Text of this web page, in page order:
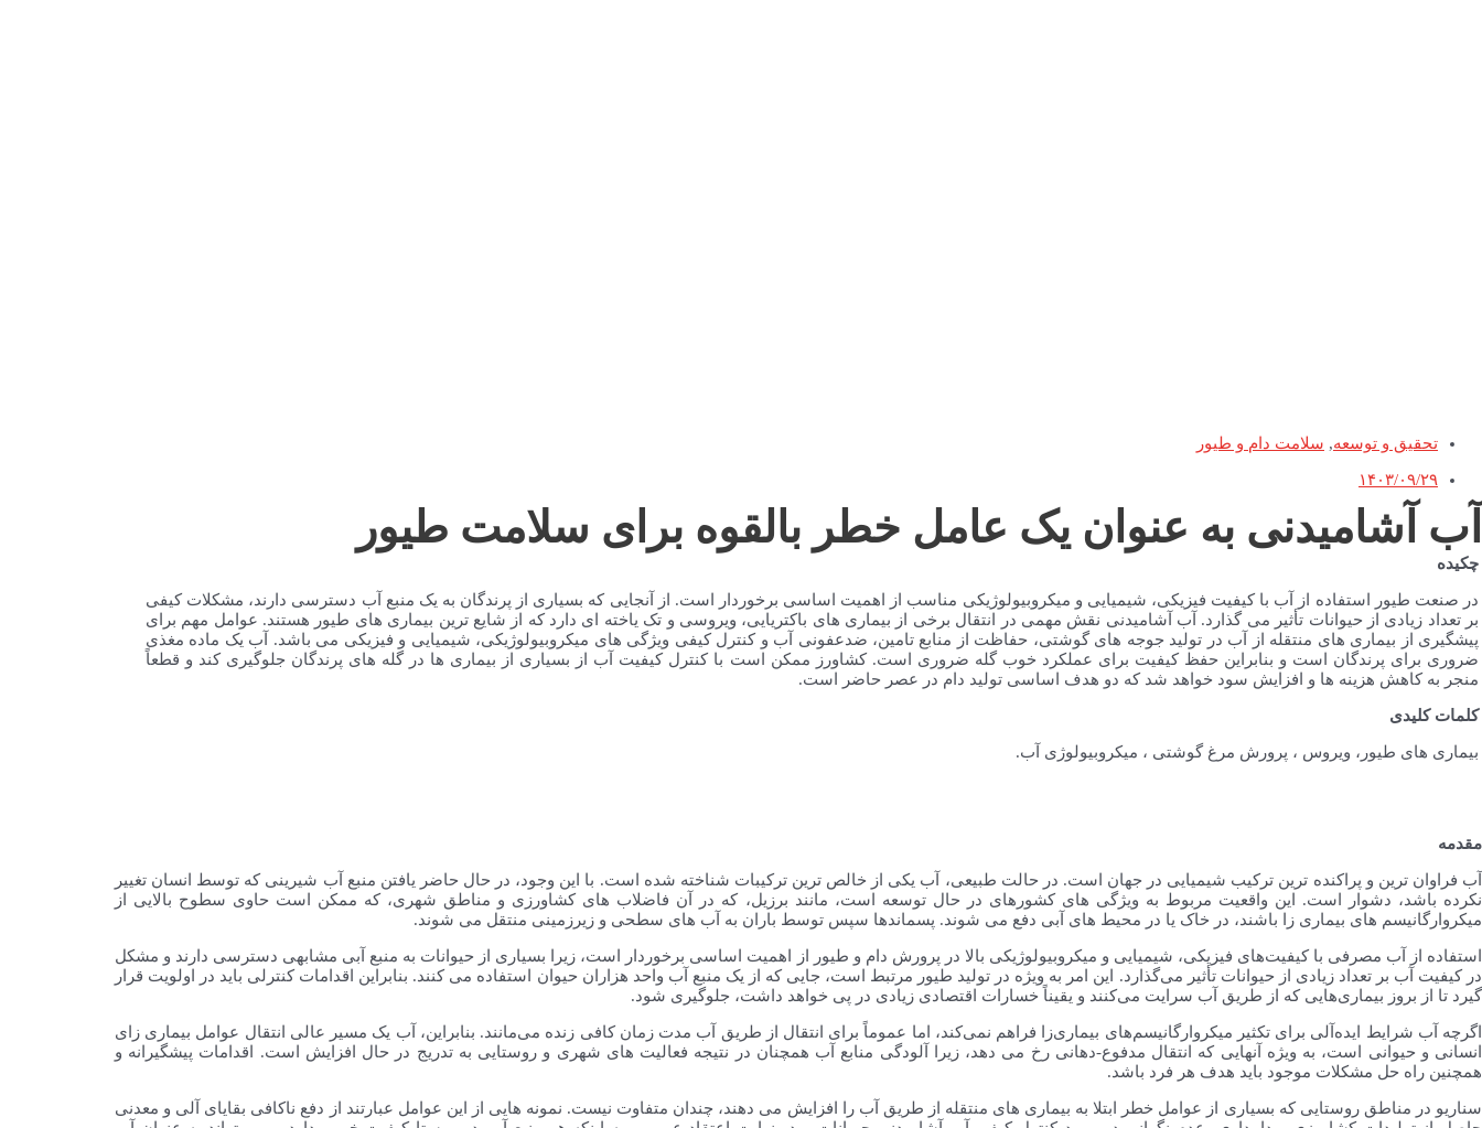
تحقیق و توسعه, سلامت دام و طیور
۱۴۰۳/۰۹/۲۹
آب آشامیدنی به عنوان یک عامل خطر بالقوه برای سلامت طیور
چکیده
در صنعت طیور استفاده از آب با کیفیت فیزیکی، شیمیایی و میکروبیولوژیکی مناسب از اهمیت اساسی برخوردار است. از آنجایی که بسیاری از پرندگان به یک منبع آب دسترسی دارند، مشکلات کیفی
بر تعداد زیادی از حیوانات تأثیر می گذارد. آب آشامیدنی نقش مهمی در انتقال برخی از بیماری های باکتریایی، ویروسی و تک یاخته ای دارد که از شایع ترین بیماری های طیور هستند. عوامل مهم برای
پیشگیری از بیماری های منتقله از آب در تولید جوجه های گوشتی، حفاظت از منابع تامین، ضدعفونی آب و کنترل کیفی ویژگی های میکروبیولوژیکی، شیمیایی و فیزیکی می باشد. آب یک ماده مغذی
ضروری برای پرندگان است و بنابراین حفظ کیفیت برای عملکرد خوب گله ضروری است. کشاورز ممکن است با کنترل کیفیت آب از بسیاری از بیماری ها در گله های پرندگان جلوگیری کند و قطعاً
منجر به کاهش هزینه ها و افزایش سود خواهد شد که دو هدف اساسی تولید دام در عصر حاضر است.
کلمات کلیدی
بیماری های طیور، ویروس ، پرورش مرغ گوشتی ، میکروبیولوژی آب.
مقدمه
آب فراوان ترین و پراکنده ترین ترکیب شیمیایی در جهان است. در حالت طبیعی، آب یکی از خالص ترین ترکیبات شناخته شده است. با این وجود، در حال حاضر یافتن منبع آب شیرینی که توسط انسان تغییر
نکرده باشد، دشوار است. این واقعیت مربوط به ویژگی های کشورهای در حال توسعه است، مانند برزیل، که در آن فاضلاب های کشاورزی و مناطق شهری، که ممکن است حاوی سطوح بالایی از
میکروارگانیسم های بیماری زا باشند، در خاک یا در محیط های آبی دفع می شوند. پسماندها سپس توسط باران به آب های سطحی و زیرزمینی منتقل می شوند.
استفاده از آب مصرفی با کیفیت‌های فیزیکی، شیمیایی و میکروبیولوژیکی بالا در پرورش دام و طیور از اهمیت اساسی برخوردار است، زیرا بسیاری از حیوانات به منبع آبی مشابهی دسترسی دارند و مشکل
در کیفیت آب بر تعداد زیادی از حیوانات تأثیر می‌گذارد. این امر به ویژه در تولید طیور مرتبط است، جایی که از یک منبع آب واحد هزاران حیوان استفاده می کنند. بنابراین اقدامات کنترلی باید در اولویت قرار
گیرد تا از بروز بیماری‌هایی که از طریق آب سرایت می‌کنند و یقیناً خسارات اقتصادی زیادی در پی خواهد داشت، جلوگیری شود.
اگرچه آب شرایط ایده‌آلی برای تکثیر میکروارگانیسم‌های بیماری‌زا فراهم نمی‌کند، اما عموماً برای انتقال از طریق آب مدت زمان کافی زنده می‌مانند. بنابراین، آب یک مسیر عالی انتقال عوامل بیماری زای
انسانی و حیوانی است، به ویژه آنهایی که انتقال مدفوع-دهانی رخ می دهد، زیرا آلودگی منابع آب همچنان در نتیجه فعالیت های شهری و روستایی به تدریج در حال افزایش است. اقدامات پیشگیرانه و
همچنین راه حل مشکلات موجود باید هدف هر فرد باشد.
سناریو در مناطق روستایی که بسیاری از عوامل خطر ابتلا به بیماری های منتقله از طریق آب را افزایش می دهند، چندان متفاوت نیست. نمونه هایی از این عوامل عبارتند از دفع ناکافی بقایای آلی و معدنی